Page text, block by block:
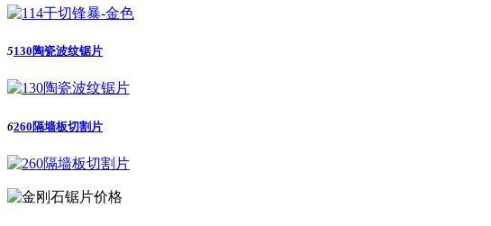
5130陶瓷波纹锯片
6260隔墙板切割片